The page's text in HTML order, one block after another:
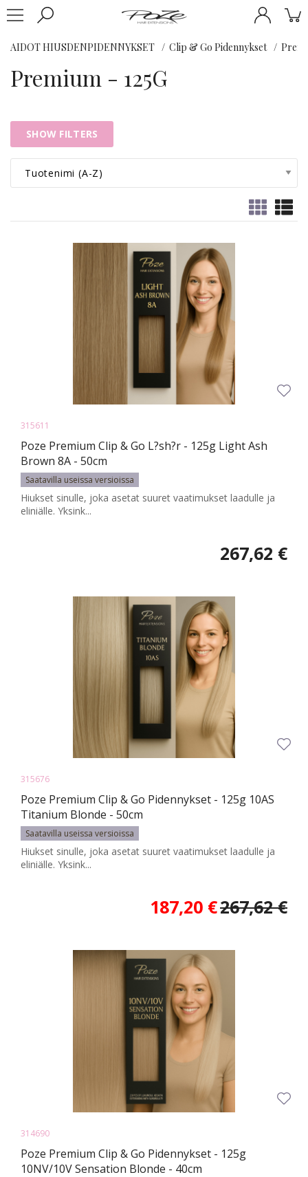
AIDOT HIUSDENPIDENNYKSET Clip & Go Pidennykset
Premium - 125G
SHOW FILTERS
315611
Poze Premium Clip & Go L?sh?r - 125g Light Ash
Brown 8A - 50cm
Saatavilla useissa versioissa
Hiukset sinulle, joka asetat suuret vaatimukset laadulle ja
eliniälle. Yksink...
267,62 €
315676
Poze Premium Clip & Go Pidennykset - 125g 10AS
Titanium Blonde - 50cm
Saatavilla useissa versioissa
Hiukset sinulle, joka asetat suuret vaatimukset laadulle ja
eliniälle. Yksink...
187,20 €267,62 €
314690
Poze Premium Clip & Go Pidennykset - 125g
10NV/10V Sensation Blonde - 40cm